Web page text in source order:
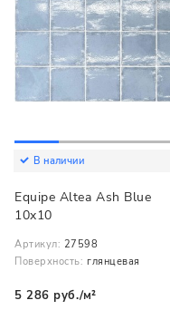
В наличии
Equipe Altea Ash Blue
10x10
Артикул: 27598
Поверхность: глянцевая
5 286 руб./м²